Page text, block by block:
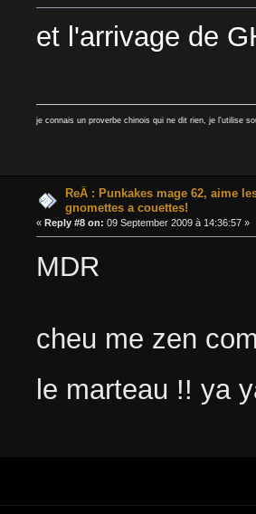
et l'arrivage de
je connais un proverbe chinois qui ne dit rien, je l'utilise
ReÂ : Punkakes mage 62, aime
gnomettes a couettes!
« Reply #8 on: 09 September 2009 à 14:36:57 »
MDR
cheu me zen
le marteau !! ya